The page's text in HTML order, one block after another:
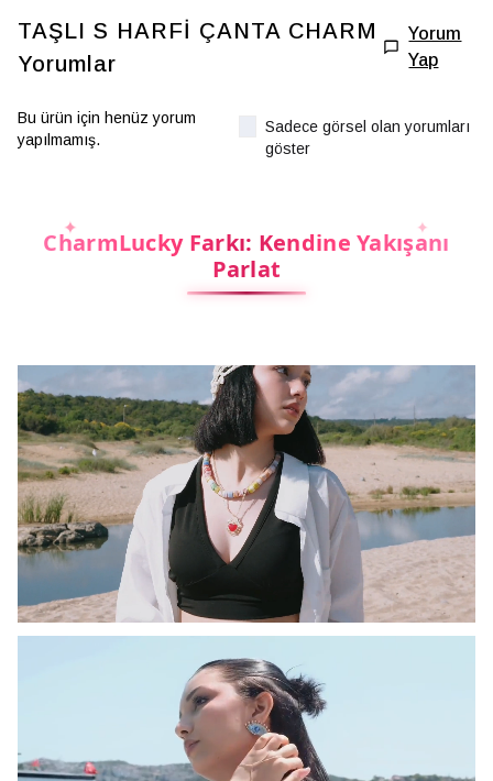
TAŞLI S HARFİ ÇANTA CHARM
Yorumlar
Yorum
Yap
Bu ürün için henüz yorum
yapılmamış.
Sadece görsel olan yorumları
göster
CharmLucky Farkı: Kendine Yakışanı
Parlat